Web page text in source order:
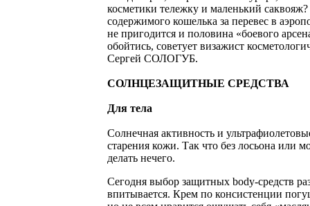
косметики тележку и маленький
содержимого кошелька за перевес в
не пригодится и половина «боевого
обойтись, советует визажист
Сергей СОЛОГУБ.
СОЛНЦЕЗАЩИТНЫЕ СРЕДСТВА
Для тела
Солнечная активность и
старения кожи. Так что без лосьона или
делать нечего.
Сегодня выбор защитных body-средств
впитывается. Крем по консистенции